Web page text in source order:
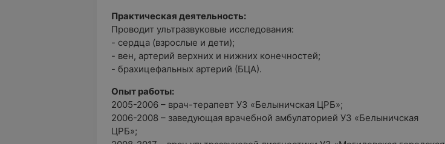
Практическая деятельность:
Проводит ультразвуковые исследования:
- сердца (взрослые и дети);
- вен, артерий верхних и нижних конечностей;
- брахицефальных артерий (БЦА).
Опыт работы:
2005-2006 – врач-терапевт УЗ «Белыничская ЦРБ»;
2006-2008 – заведующая врачебной амбулаторией УЗ «Белыничская
ЦРБ»;